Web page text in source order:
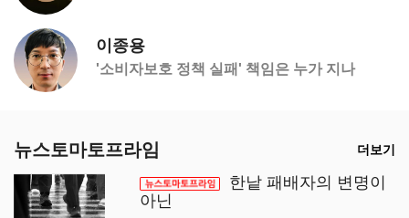
이종용
'소비자보호 정책 실패' 책임은 누가 지나
뉴스토마토프라임 더보기
한낱 패배자의 변명이
아닌